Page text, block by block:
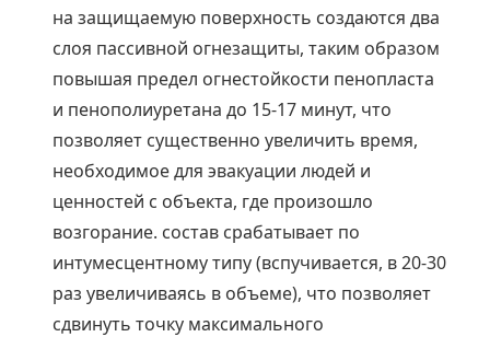
на защищаемую поверхность создаются два
слоя пассивной огнезащиты, таким образом
повышая предел огнестойкости пенопласта
и пенополиуретана до 15-17 минут, что
позволяет существенно увеличить время,
необходимое для эвакуации людей и
ценностей с объекта, где произошло
возгорание. состав срабатывает по
интумесцентному типу (вспучивается, в 20-30
раз увеличиваясь в объеме), что позволяет
сдвинуть точку максимального